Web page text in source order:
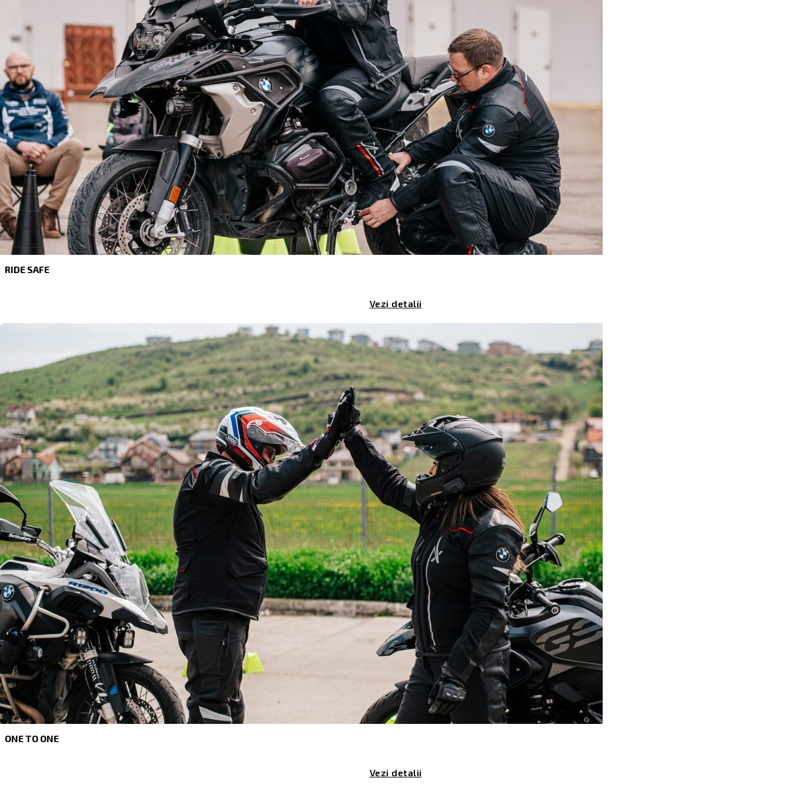
RIDE SAFE
Vezi detalii
ONE TO ONE
Vezi detalii